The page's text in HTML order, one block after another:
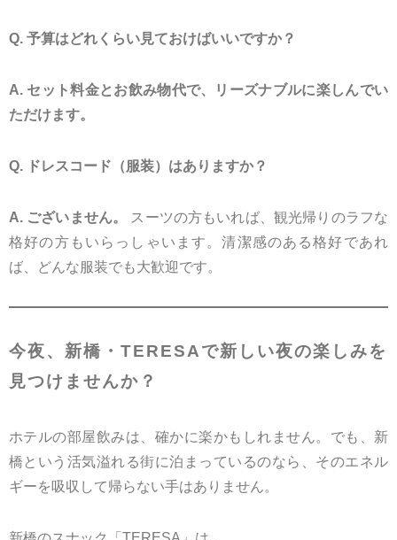
Q. 予算はどれくらい見ておけばいいですか？
A. セット料金とお飲み物代で、リーズナブルに楽しんでい
ただけます。
Q. ドレスコード（服装）はありますか？
A. ございません。
スーツの方もいれば、観光帰りのラフな
格好の方もいらっしゃいます。清潔感のある格好であれ
ば、どんな服装でも大歓迎です。
今夜、新橋・TERESAで新しい夜の楽しみを
見つけませんか？
ホテルの部屋飲みは、確かに楽かもしれません。でも、新
橋という活気溢れる街に泊まっているのなら、そのエネル
ギーを吸収して帰らない手はありません。